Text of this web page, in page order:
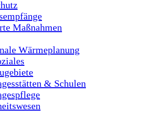
Maßnahmen
Wärmeplanung
& Schulen